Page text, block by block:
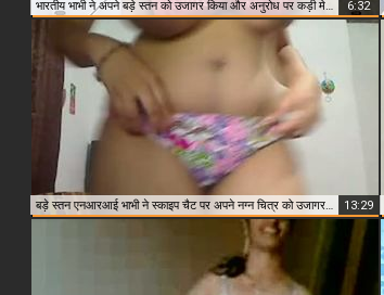
Close & Play
भारतीय भाभी ने अपने बड़े स्तन को उजागर किया और अनुरोध पर कड़ी मेहनत की 6:32
बड़े स्तन एनआरआई भाभी ने स्काइप चैट पर अपने नग्न चित्र को उजागर किया 13:29